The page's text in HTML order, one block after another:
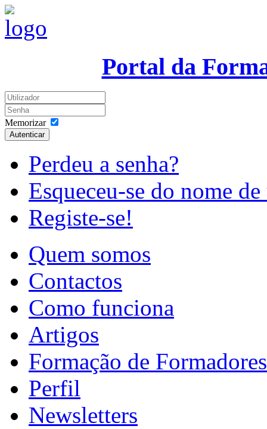
Portal da
Memorizar
Autenticar
Perdeu a senha?
Esqueceu-se do nome
Registe-se!
Quem somos
Contactos
Como funciona
Artigos
Formação de Formadores
Perfil
Newsletters